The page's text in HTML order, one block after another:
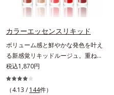
カラーエッセンスリキッド
ボリューム感と鮮やかな発色を叶え
る新感覚リキッドルージュ。重ねる
ほど、鮮やかにボリューミーに。1
本で美しい仕上がりを叶えるリキッ
ドルージュです。唇の凹凸を均一に
税込1,870円
（4.13 / 144件）